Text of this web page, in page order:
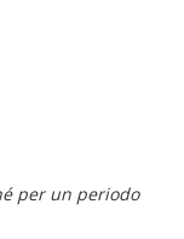
per un periodo